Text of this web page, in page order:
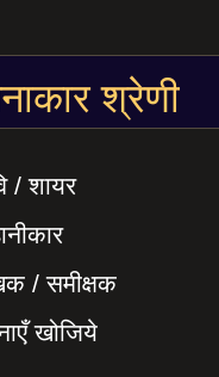
श्रेणी
/ शायर
/ समीक्षक
खोजिये